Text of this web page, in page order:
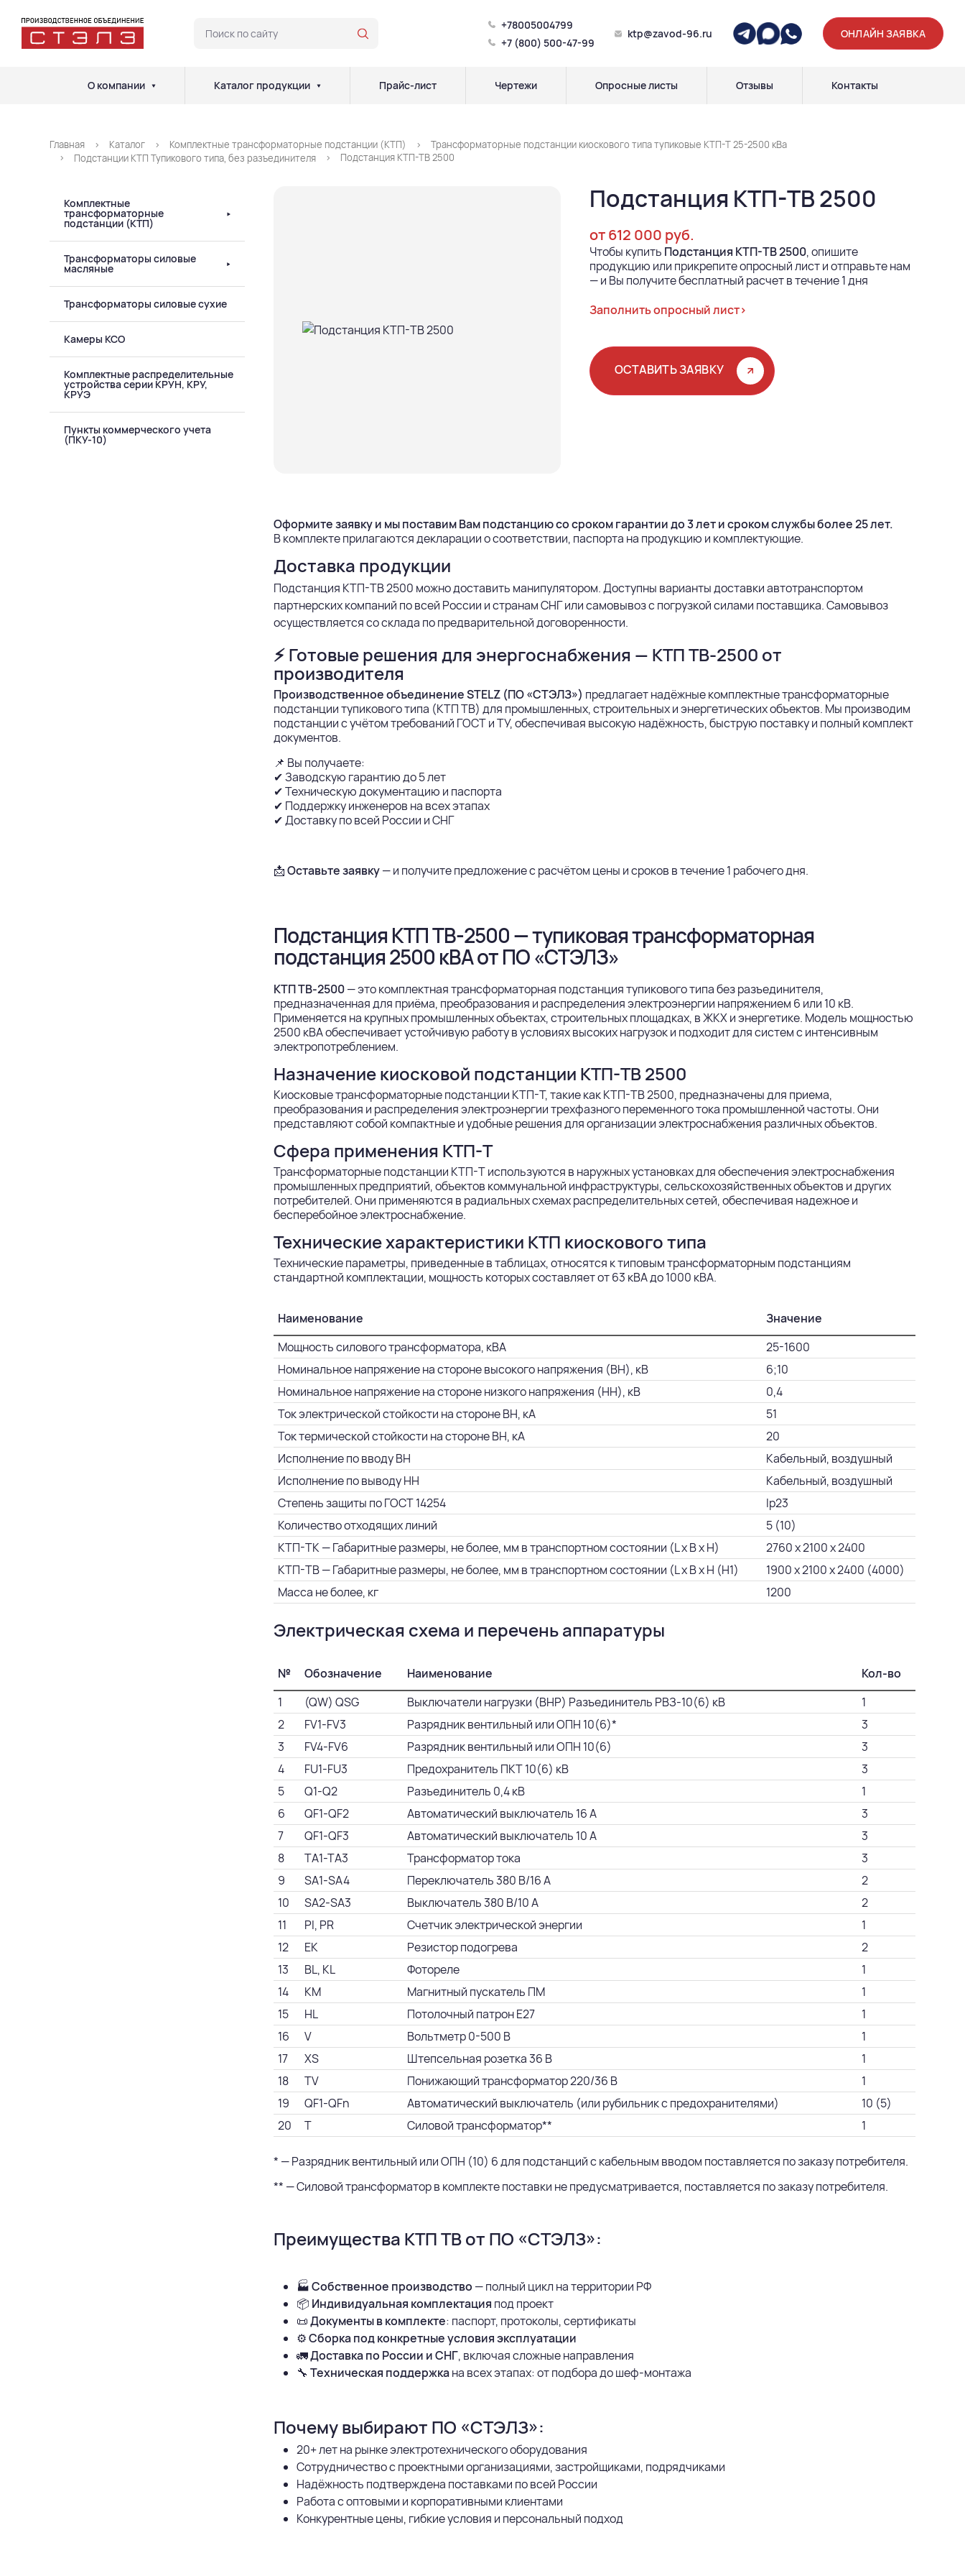
+78005004799
+7 (800) 500-47-99
ktp@zavod-96.ru ОНЛАЙН ЗАЯВКА
О компании Каталог продукции Прайс-лист Чертежи Опросные листы Отзывы Контакты
Главная Каталог Комплектные трансформаторные подстанции (КТП)
Трансформаторные подстанции киоскового типа тупиковые КТП-Т 25-2500 кВа
Подстанции КТП Тупикового типа, без разъединителя
Подстанция КТП-ТВ 2500
Комплектные
трансформаторные
подстанции (КТП)
Трансформаторы силовые
масляные
Трансформаторы силовые сухие
Камеры КСО
Комплектные распределительные
устройства серии КРУН, КРУ,
КРУЭ
Пункты коммерческого учета
(ПКУ-10)
Подстанция КТП-ТВ 2500
от 612 000 руб.
Чтобы купить Подстанция КТП-ТВ 2500, опишите
продукцию или прикрепите опросный лист и отправьте нам
— и Вы получите бесплатный расчет в течение 1 дня
Заполнить опросный лист>
ОСТАВИТЬ ЗАЯВКУ
Оформите заявку и мы поставим Вам подстанцию со сроком гарантии до 3 лет и сроком службы более 25 лет.
В комплекте прилагаются декларации о соответствии, паспорта на продукцию и комплектующие.
Доставка продукции
Подстанция КТП-ТВ 2500 можно доставить манипулятором. Доступны варианты доставки автотранспортом
партнерских компаний по всей России и странам СНГ или самовывоз с погрузкой силами поставщика. Самовывоз
осуществляется со склада по предварительной договоренности.
⚡ Готовые решения для энергоснабжения — КТП ТВ-2500 от
производителя
Производственное объединение STELZ (ПО «СТЭЛЗ») предлагает надёжные комплектные трансформаторные
подстанции тупикового типа (КТП ТВ) для промышленных, строительных и энергетических объектов. Мы производим
подстанции с учётом требований ГОСТ и ТУ, обеспечивая высокую надёжность, быструю поставку и полный комплект
документов.
📌 Вы получаете:
✔ Заводскую гарантию до 5 лет
✔ Техническую документацию и паспорта
✔ Поддержку инженеров на всех этапах
✔ Доставку по всей России и СНГ
📩Оставьте заявку— и получите предложение с расчётом цены и сроков в течение 1 рабочего дня.
Подстанция КТП ТВ-2500 — тупиковая трансформаторная
подстанция 2500 кВА от ПО «СТЭЛЗ»
КТП ТВ-2500— это комплектная трансформаторная подстанция тупикового типа без разъединителя,
предназначенная для приёма, преобразования и распределения электроэнергии напряжением 6 или 10 кВ.
Применяется на крупных промышленных объектах, строительных площадках, в ЖКХ и энергетике. Модель мощностью
2500 кВА обеспечивает устойчивую работу в условиях высоких нагрузок и подходит для систем с интенсивным
электропотреблением.
Назначение киосковой подстанции КТП-ТВ 2500
Киосковые трансформаторные подстанции КТП-Т, такие как КТП-ТВ 2500, предназначены для приема,
преобразования и распределения электроэнергии трехфазного переменного тока промышленной частоты. Они
представляют собой компактные и удобные решения для организации электроснабжения различных объектов.
Сфера применения КТП-Т
Трансформаторные подстанции КТП-Т используются в наружных установках для обеспечения электроснабжения
промышленных предприятий, объектов коммунальной инфраструктуры, сельскохозяйственных объектов и других
потребителей. Они применяются в радиальных схемах распределительных сетей, обеспечивая надежное и
бесперебойное электроснабжение.
Технические характеристики КТП киоскового типа
Технические параметры, приведенные в таблицах, относятся к типовым трансформаторным подстанциям
стандартной комплектации, мощность которых составляет от 63 кВА до 1000 кВА.
Наименование
Значение
Мощность силового трансформатора, кВА
25-1600
Номинальное напряжение на стороне высокого напряжения (ВН), кВ
6;10
Номинальное напряжение на стороне низкого напряжения (НН), кВ
0,4
Ток электрической стойкости на стороне ВН, кА
51
Ток термической стойкости на стороне ВН, кА
20
Исполнение по вводу ВН
Кабельный, воздушный
Исполнение по выводу НН
Кабельный, воздушный
Степень защиты по ГОСТ 14254
Ip23
Количество отходящих линий
5 (10)
КТП-ТК — Габаритные размеры, не более, мм в транспортном состоянии (L х B х H)
2760 х 2100 х 2400
КТП-ТВ — Габаритные размеры, не более, мм в транспортном состоянии (L х B х H (Н1)
1900 х 2100 х 2400 (4000)
Масса не более, кг
1200
Электрическая схема и перечень аппаратуры
№ Обозначение Наименование
Кол-во
1
(QW) QSG Выключатели нагрузки (ВНР) Разъединитель РВЗ-10(6) кВ
1
2
FV1-FV3 Разрядник вентильный или ОПН 10(6)*
3
3
FV4-FV6 Разрядник вентильный или ОПН 10(6)
3
4
FU1-FU3 Предохранитель ПКТ 10(6) кВ
3
5
Q1-Q2 Разъединитель 0,4 кВ
1
6
QF1-QF2 Автоматический выключатель 16 А
3
7
QF1-QF3 Автоматический выключатель 10 А
3
8
TA1-TA3 Трансформатор тока
3
9
SA1-SA4 Переключатель 380 В/16 А
2
10
SA2-SA3 Выключатель 380 В/10 А
2
11
PI, PR Счетчик электрической энергии
1
12
EK Резистор подогрева
2
13
BL, KL Фотореле
1
14
KM Магнитный пускатель ПМ
1
15
HL Потолочный патрон Е27
1
16
V Вольтметр 0-500 В
1
17
XS Штепсельная розетка 36 В
1
18
TV Понижающий трансформатор 220/36 В
1
19
QF1-QFn Автоматический выключатель (или рубильник с предохранителями)
10 (5)
20
T Силовой трансформатор** 1
* — Разрядник вентильный или ОПН (10) 6 для подстанций с кабельным вводом поставляется по заказу потребителя.
** — Силовой трансформатор в комплекте поставки не предусматривается, поставляется по заказу потребителя.
Преимущества КТП ТВ от ПО «СТЭЛЗ»:
🏭Собственное производство — полный цикл на территории РФ
📦 Индивидуальная комплектация под проект
📜Документы в комплекте: паспорт, протоколы, сертификаты
⚙️Сборка под конкретные условия эксплуатации
🚛Доставка по России и СНГ, включая сложные направления
🔧 Техническая поддержкана всех этапах: от подбора до шеф-монтажа
Почему выбирают ПО «СТЭЛЗ»:
20+ лет на рынке электротехнического оборудования
Сотрудничество с проектными организациями, застройщиками, подрядчиками
Надёжность подтверждена поставками по всей России
Работа с оптовыми и корпоративными клиентами
Конкурентные цены, гибкие условия и персональный подход